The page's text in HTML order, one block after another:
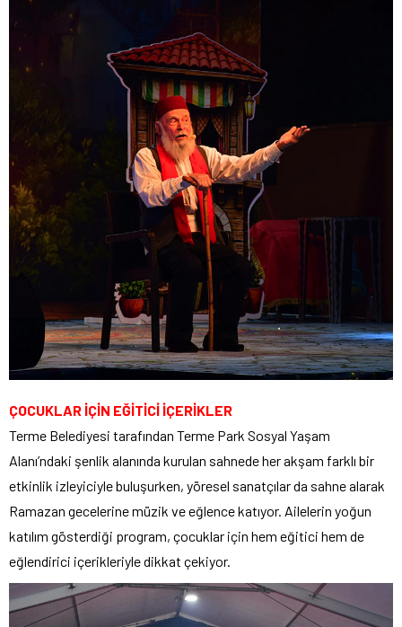
ÇOCUKLAR İÇİN EĞİTİCİ İÇERİKLER
Terme Belediyesi tarafından Terme Park Sosyal Yaşam
Alanı’ndaki şenlik alanında kurulan sahnede her akşam farklı bir
etkinlik izleyiciyle buluşurken, yöresel sanatçılar da sahne alarak
Ramazan gecelerine müzik ve eğlence katıyor. Ailelerin yoğun
katılım gösterdiği program, çocuklar için hem eğitici hem de
eğlendirici içerikleriyle dikkat çekiyor.